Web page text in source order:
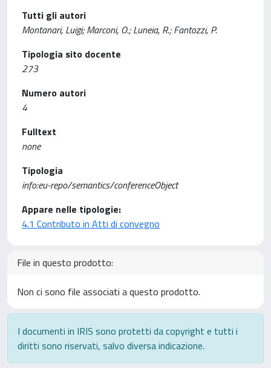
Tutti gli autori
Montanari, Luigi; Marconi, O.; Luneia, R.; Fantozzi, P.
Tipologia sito docente
273
Numero autori
4
Fulltext
none
Tipologia
info:eu-repo/semantics/conferenceObject
Appare nelle tipologie:
4.1 Contributo in Atti di convegno
File in questo prodotto:
Non ci sono file associati a questo prodotto.
I documenti in IRIS sono protetti da copyright e tutti i
diritti sono riservati, salvo diversa indicazione.